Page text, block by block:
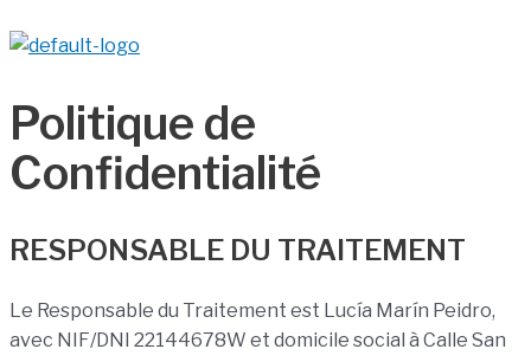
Politique de
Confidentialité
RESPONSABLE DU TRAITEMENT
Le Responsable du Traitement est Lucía Marín Peidro,
avec NIF/DNI 22144678W et domicile social à Calle San